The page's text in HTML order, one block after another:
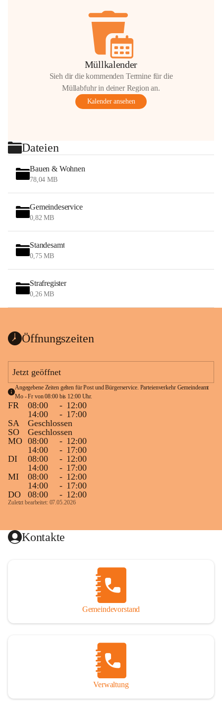
Müllkalender
Sieh dir die kommenden Termine für die
Müllabfuhr in deiner Region an.
Kalender ansehen
Dateien
Bauen & Wohnen
78,04 MB
Gemeindeservice
0,82 MB
Standesamt
0,75 MB
Strafregister
0,26 MB
Öffnungszeiten
Jetzt geöffnet
Angegebene Zeiten gelten für Post und Bürgerservice. Parteienverkehr Gemeindeamt
Mo - Fr von 08:00 bis 12:00 Uhr.
FR 08:00 - 12:00
14:00
- 17:00
SA
Geschlossen
SO
Geschlossen
MO 08:00 - 12:00
14:00
- 17:00
DI
08:00 - 12:00
14:00
- 17:00
MI
08:00 - 12:00
14:00
- 17:00
DO
08:00 - 12:00
Zuletzt bearbeitet: 07.05.2026
Kontakte
Gemeindevorstand
Verwaltung